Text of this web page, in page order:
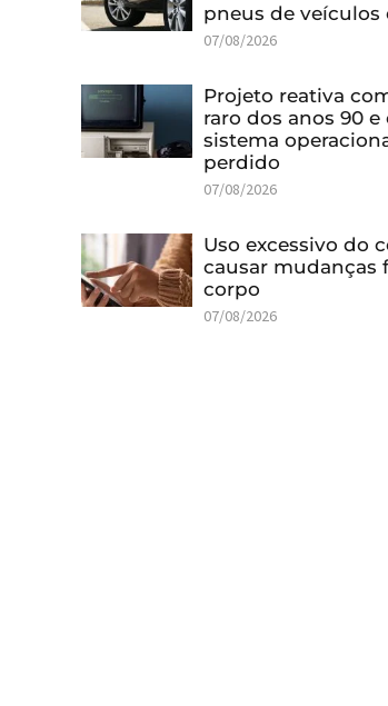
pneus de veículos
07/08/2026
Projeto reativa
raro dos anos 90 e
sistema
perdido
07/08/2026
Uso excessivo do
causar mudanças
corpo
07/08/2026